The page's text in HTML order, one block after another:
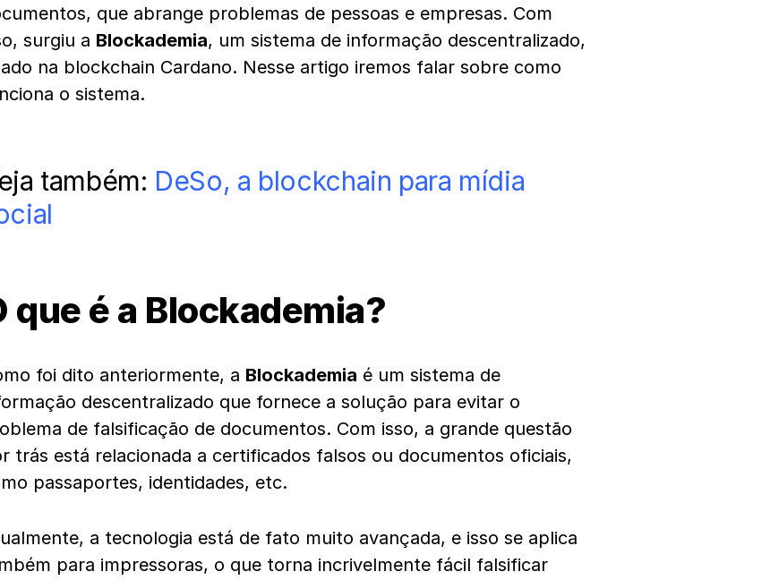
que abrange problemas de pessoas e empresas. Com
surgiu a Blockademia, um sistema de informação descentralizado,
na blockchain Cardano. Nesse artigo iremos falar sobre como
o sistema.
também: DeSo, a blockchain para mídia
que é a Blockademia?
foi dito anteriormente, a Blockademia é um sistema de
descentralizado que fornece a solução para evitar o
de falsificação de documentos. Com isso, a grande questão
trás está relacionada a certificados falsos ou documentos oficiais,
passaportes, identidades, etc.
a tecnologia está de fato muito avançada, e isso se aplica
para impressoras, o que torna incrivelmente fácil falsificar